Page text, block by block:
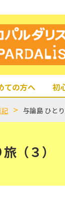
ての方へ 初
（３）
記 与論島 ひとり